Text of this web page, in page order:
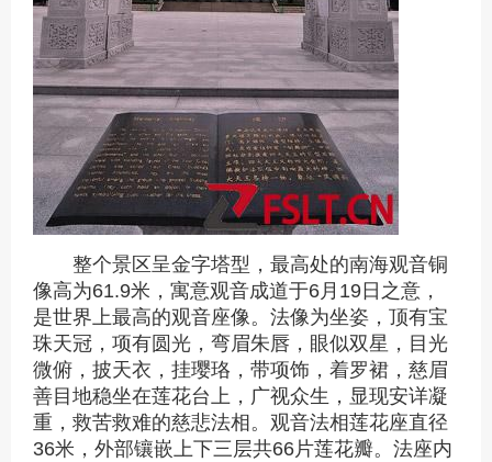
整个景区呈金字塔型，最高处的南海观音铜
像高为61.9米，寓意观音成道于6月19日之意，
是世界上最高的观音座像。法像为坐姿，顶有宝
珠天冠，项有圆光，弯眉朱唇，眼似双星，目光
微俯，披天衣，挂璎珞，带项饰，着罗裙，慈眉
善目地稳坐在莲花台上，广视众生，显现安详凝
重，救苦救难的慈悲法相。观音法相莲花座直径
36米，外部镶嵌上下三层共66片莲花瓣。法座内